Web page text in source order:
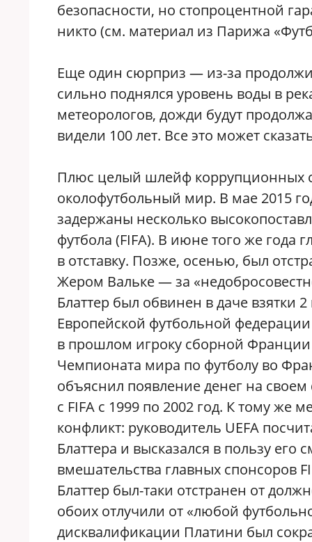
безопасности, но стопроцентной
никто (см. материал из Парижа
Еще один сюрприз — из-за
сильно поднялся уровень воды в
метеорологов, дожди будут
видели 100 лет. Все это может
Плюс целый шлейф коррупционных
околофутбольный мир. В мае 2015
задержаны несколько
футбола (FIFA). В июне того же года
в отставку. Позже, осенью, был
Жером Вальке — за
Блаттер был обвинен в даче взятки
Европейской футбольной
в прошлом игроку сборной Франции
Чемпионата мира по футболу во
объяснил появление денег на своем
с FIFA с 1999 по 2002 год. К тому же
конфликт: руководитель UEFA
Блаттера и высказался в пользу его
вмешательства главных спонсоров
Блаттер был-таки отстранен от
обоих отлучили от «любой
дисквалификации Платини был